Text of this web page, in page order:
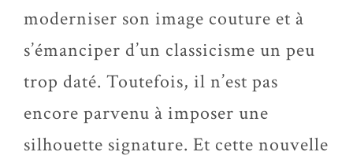
moderniser son image couture et à
s’émanciper d’un classicisme un peu
trop daté. Toutefois, il n’est pas
encore parvenu à imposer une
silhouette signature. Et cette nouvelle